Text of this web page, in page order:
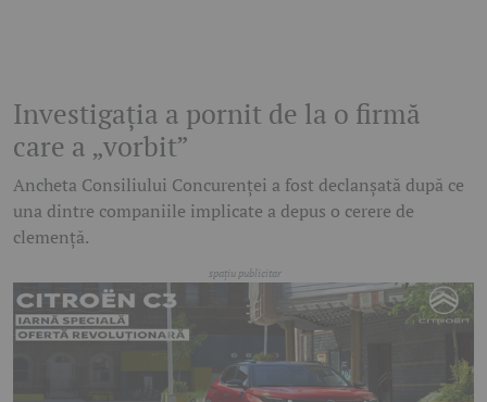
Investigația a pornit de la o firmă
care a „vorbit”
Ancheta Consiliului Concurenței a fost declanșată după ce
una dintre companiile implicate a depus o cerere de
clemență.